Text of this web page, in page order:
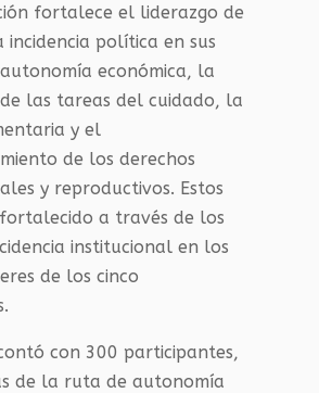
fortalece el liderazgo de
incidencia política en sus
económica, la
las tareas del cuidado, la
y el
de los derechos
y reproductivos. Estos
a través de los
institucional en los
de los cinco
con 300 participantes,
de la ruta de autonomía